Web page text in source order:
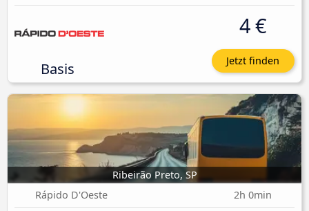
Basis
4 €
Jetzt finden
Ribeirão Preto, SP
Rápido D'Oeste
2h 0min